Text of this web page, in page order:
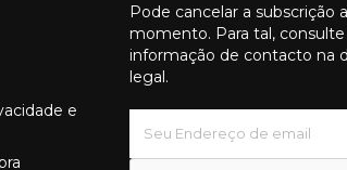
e
Pode cancelar a subscrição
momento. Para tal, consulte
informação de contacto na
legal.